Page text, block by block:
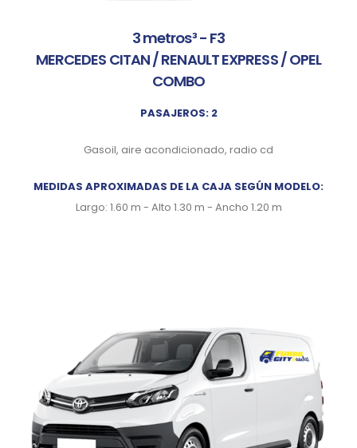
3 metros³ - F3
MERCEDES CITAN / RENAULT EXPRESS / OPEL
COMBO
PASAJEROS: 2
Gasoil, aire acondicionado, radio cd
MEDIDAS APROXIMADAS DE LA CAJA SEGÚN MODELO:
Largo: 1.60 m - Alto 1.30 m - Ancho 1.20 m